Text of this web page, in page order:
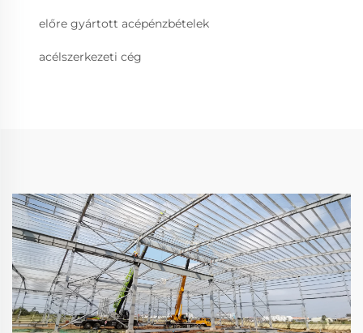
előre gyártott acépénzbételek
acélszerkezeti cég